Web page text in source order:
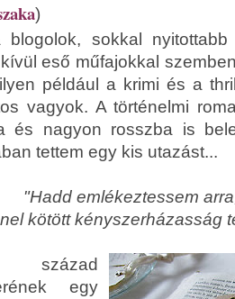
)
blogolok, sokkal
eső műfajokkal
például a krimi és a
vagyok. A történelmi
és nagyon rosszba is
tettem egy kis utazást...
"Hadd emlékeztessem
kötött kényszerházasság
egy